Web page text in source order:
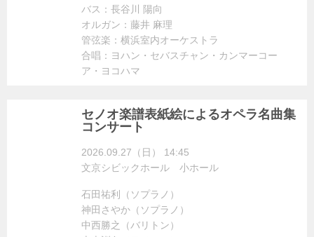
バス：長谷川 陽向
オルガン：藤井 麻理
管弦楽：横浜室内オーケストラ
合唱：ヨハン・セバスチャン・カンマーコー
ア・ヨコハマ
セノオ楽譜表紙絵によるオペラ名曲集
コンサート
2026.09.27（日） 14:45
文京シビックホール 小ホール
石田祐利（ソプラノ）
神田さやか（ソプラノ）
中西勝之（バリトン）